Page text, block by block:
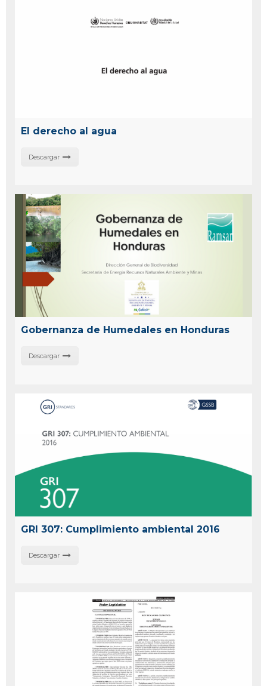
El derecho al agua
Descargar
Gobernanza de Humedales en Honduras
Descargar
GRI 307: Cumplimiento ambiental 2016
Descargar